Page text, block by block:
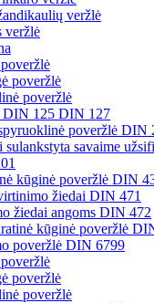
veržlė
veržlė
poveržlė
poveržlė
DIN 125 DIN 127
poveržlė DIN
savaime
kūginė poveržlė DIN
žiedai DIN 471
žiedai angoms DIN 472
kūginė poveržlė
poveržlė DIN 6799
poveržlė
poveržlė